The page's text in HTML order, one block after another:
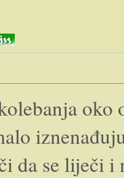
da se liječi i